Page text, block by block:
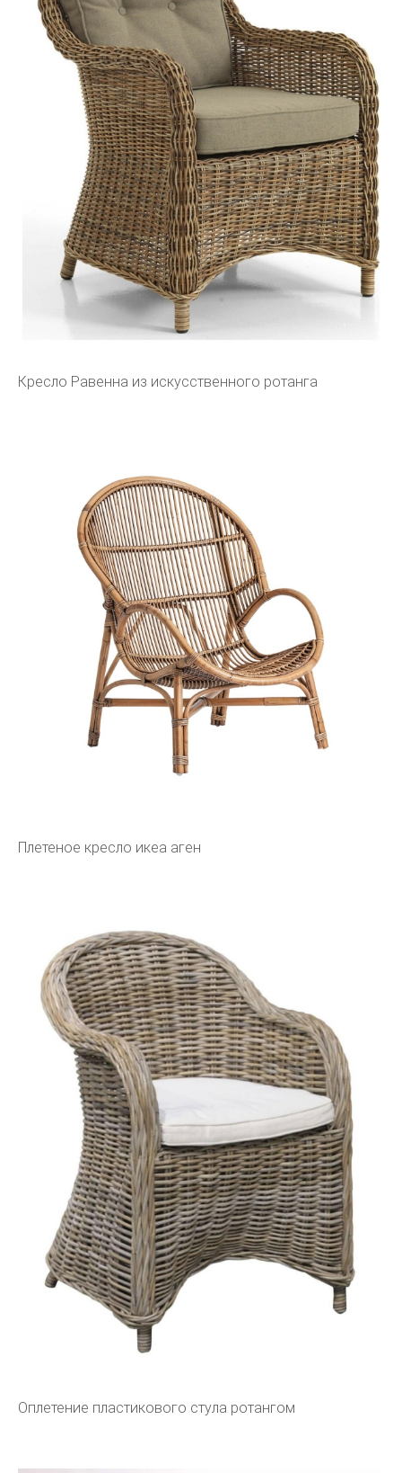
Кресло Равенна из искусственного ротанга
Плетеное кресло икеа аген
Оплетение пластикового стула ротангом